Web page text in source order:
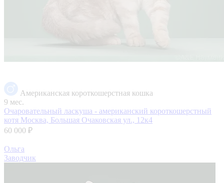
Американская короткошерстная кошка
9 мес.
Очаровательный ласкуша - американский короткошерстный
котя Москва, Большая Очаковская ул., 12к4
60 000 ₽
Ольга
Заводчик